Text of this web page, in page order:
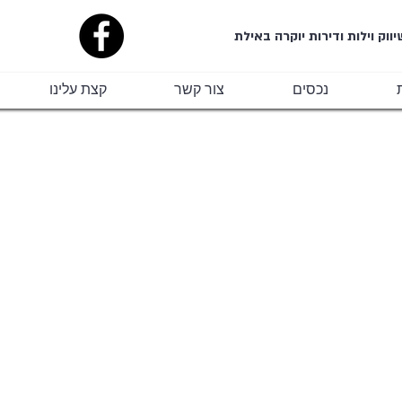
וילות ודירות יוקרה באילת
נכסים צור קשר קצת עלינו